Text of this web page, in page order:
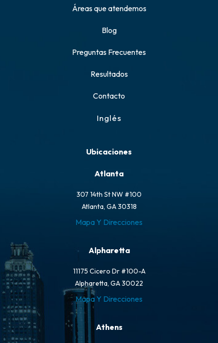
Áreas que atendemos
Blog
Preguntas Frecuentes
Resultados
Contacto
Inglés
Ubicaciones
Atlanta
307 14th St NW #100
Atlanta, GA 30318
Mapa Y Direcciones
Alpharetta
11175 Cicero Dr #100-A
Alpharetta, GA 30022
Mapa Y Direcciones
Athens